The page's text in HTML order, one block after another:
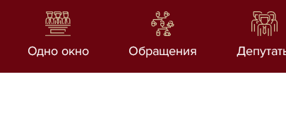
Одно окно Обращения